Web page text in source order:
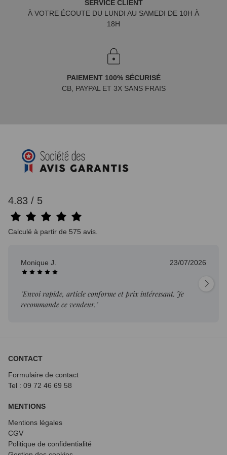
SERVICE CLIENT
À VOTRE ÉCOUTE DU LUNDI AU SAMEDI DE 10H À
18H
PAIEMENT 100% SÉCURISÉ
CB, PAYPAL ET 3X SANS FRAIS
4.83 / 5
Calculé à partir de 575 avis.
Monique J. 23/07/2026
"Envoi rapide, article conforme et prix intéressant. Je
recommande ce vendeur."
CONTACT
Formulaire de contact
Tel : 09 72 46 69 58
MENTIONS
Mentions légales
CGV
Politique de confidentialité